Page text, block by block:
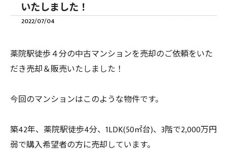
いたしました！
2022/07/04
薬院駅徒歩４分の中古マンションを売却のご依頼をいた
だき売却＆販売いたしました！
今回のマンションはこのような物件です。
築42年、薬院駅徒歩4分、1LDK(50㎡台)、3階で2,000万円
弱で購入希望者の方に売却しています。